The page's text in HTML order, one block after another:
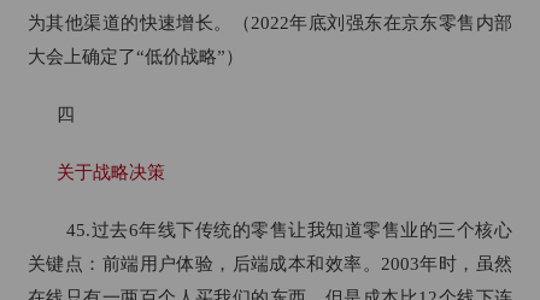
为其他渠道的快速增长。（2022年底刘强东在京东零售内部
大会上确定了“低价战略”）
四
关于战略决策
45.过去6年线下传统的零售让我知道零售业的三个核心
关键点：前端用户体验，后端成本和效率。2003年时，虽然